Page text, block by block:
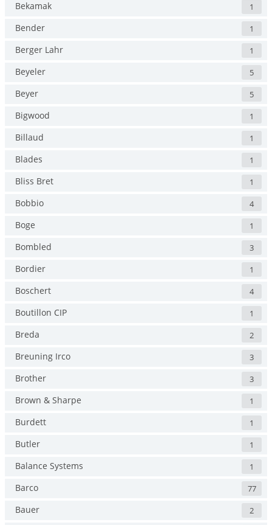
Bekamak 1
Bender 1
Berger Lahr 1
Beyeler 5
Beyer 5
Bigwood 1
Billaud 1
Blades 1
Bliss Bret 1
Bobbio 4
Boge 1
Bombled 3
Bordier 1
Boschert 4
Boutillon CIP 1
Breda 2
Breuning Irco 3
Brother 3
Brown & Sharpe 1
Burdett 1
Butler 1
Balance Systems 1
Barco 77
Bauer 2